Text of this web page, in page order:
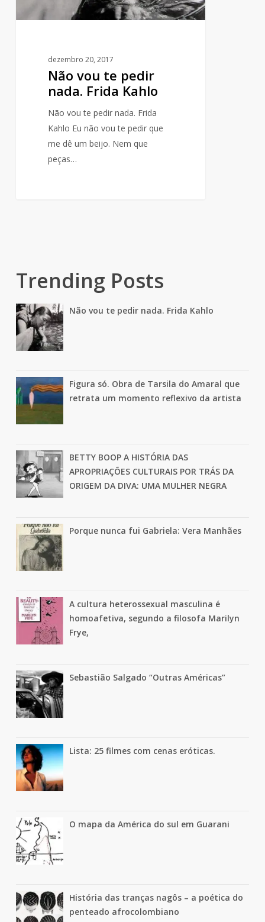
dezembro 20, 2017
Não vou te pedir
nada. Frida Kahlo
Não vou te pedir nada. Frida
Kahlo Eu não vou te pedir que
me dê um beijo. Nem que
peças…
Trending Posts
Não vou te pedir nada. Frida Kahlo
Figura só. Obra de Tarsila do Amaral que
retrata um momento reflexivo da artista
BETTY BOOP A HISTÓRIA DAS
APROPRIAÇÕES CULTURAIS POR TRÁS DA
ORIGEM DA DIVA: UMA MULHER NEGRA
Porque nunca fui Gabriela: Vera Manhães
A cultura heterossexual masculina é
homoafetiva, segundo a filosofa Marilyn
Frye,
Sebastião Salgado “Outras Américas”
Lista: 25 filmes com cenas eróticas.
O mapa da América do sul em Guarani
História das tranças nagôs – a poética do
penteado afrocolombiano